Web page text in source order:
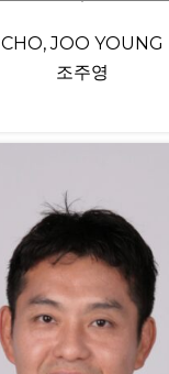
CHO, JOO YOUNG
조주영